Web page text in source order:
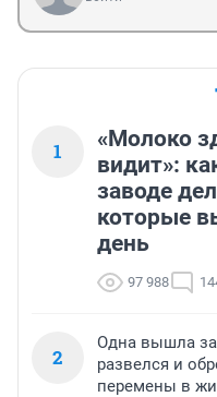
1
«Молоко
видит»:
заводе
которые
день
97 988
2
Одна вышла
развелся и
перемены в